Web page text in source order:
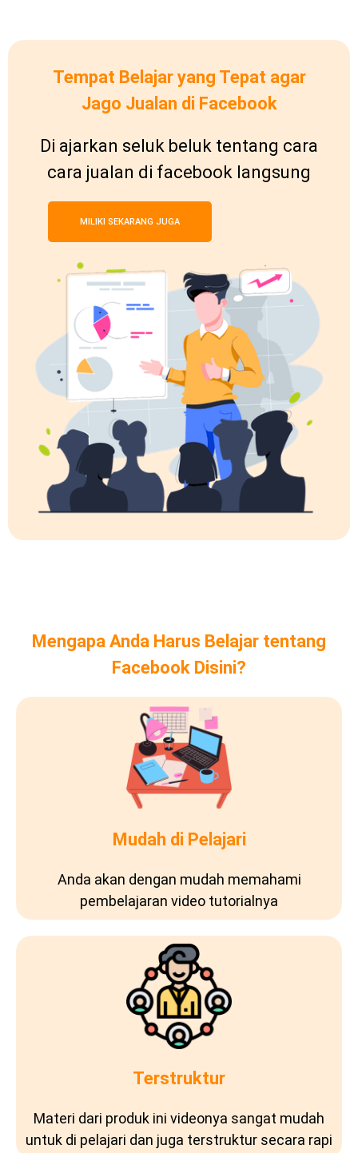
Tempat Belajar yang Tepat agar
Jago Jualan di Facebook
Di ajarkan seluk beluk tentang cara
cara jualan di facebook langsung
MILIKI SEKARANG JUGA
Mengapa Anda Harus Belajar tentang
Facebook Disini?
Mudah di Pelajari
Anda akan dengan mudah memahami
pembelajaran video tutorialnya
Terstruktur
Materi dari produk ini videonya sangat mudah
untuk di pelajari dan juga terstruktur secara rapi